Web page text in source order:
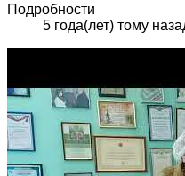
Подробности
5 года(лет) тому